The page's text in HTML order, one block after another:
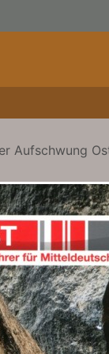
TRAINING
OUTDOOR-
Aufschwung